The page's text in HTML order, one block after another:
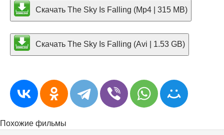
Скачать The Sky Is Falling (Mp4 | 315 MB)
Скачать The Sky Is Falling (Avi | 1.53 GB)
Похожие фильмы